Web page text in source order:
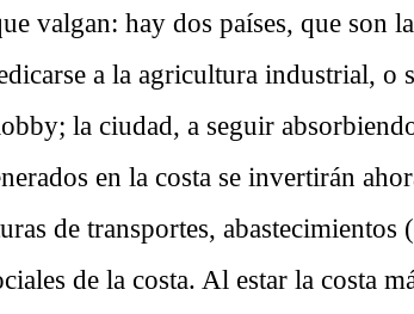
valgan: hay dos países, que son
a la agricultura industrial, o
la ciudad, a seguir
en la costa se invertirán
de transportes,
de la costa. Al estar la costa